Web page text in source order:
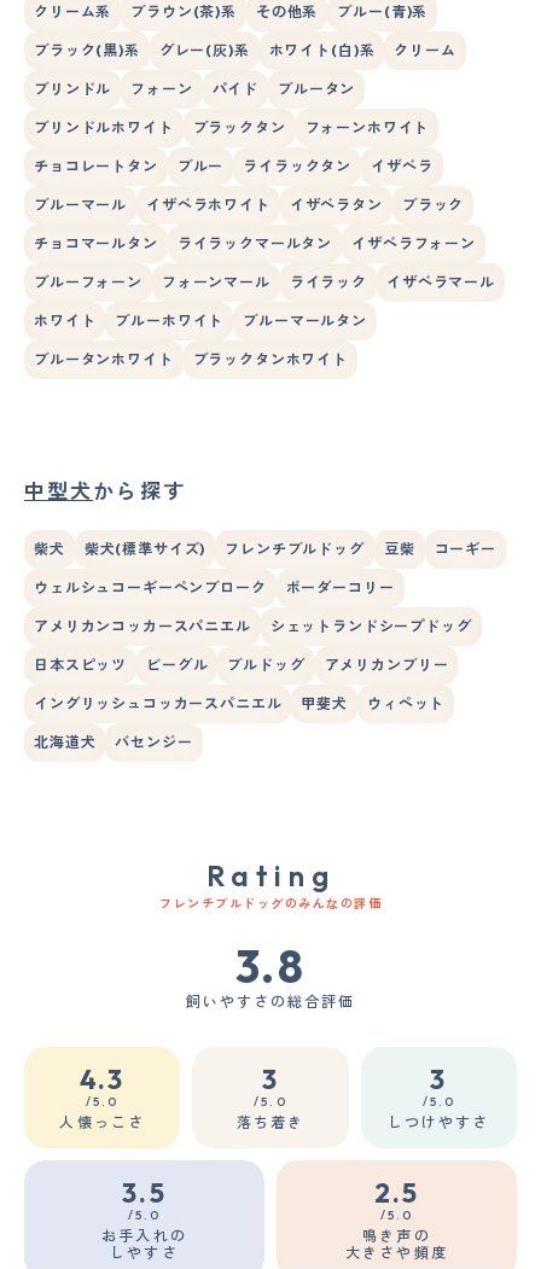
クリーム系 ブラウン(茶)系 その他系 ブルー(青)系
ブラック(黒)系 グレー(灰)系 ホワイト(白)系 クリーム
ブリンドル フォーン パイド ブルータン
ブリンドルホワイト ブラックタン フォーンホワイト
チョコレートタン ブルー ライラックタン イザベラ
ブルーマール イザベラホワイト イザベラタン ブラック
チョコマールタン ライラックマールタン イザベラフォーン
ブルーフォーン フォーンマール ライラック イザベラマール
ホワイト ブルーホワイト ブルーマールタン
ブルータンホワイト ブラックタンホワイト
中型犬から探す
柴犬 柴犬(標準サイズ) フレンチブルドッグ 豆柴 コーギー
ウェルシュコーギーペンブローク ボーダーコリー
アメリカンコッカースパニエル シェットランドシープドッグ
日本スピッツ ビーグル ブルドッグ アメリカンブリー
イングリッシュコッカースパニエル 甲斐犬 ウィペット
北海道犬 バセンジー
Rating
フレンチブルドッグのみんなの評価
3.8
飼いやすさの総合評価
4.3
/5.0
人懐っこさ
3
/5.0
落ち着き
3
/5.0
しつけやすさ
3.5
/5.0
お手入れの
しやすさ
2.5
/5.0
鳴き声の
大きさや頻度